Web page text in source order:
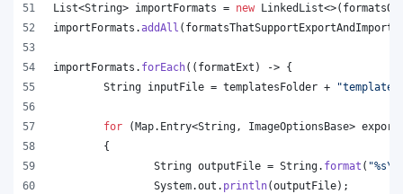
List<String> importFormats = new LinkedList<>(
importFormats .addAll ( formatsThatSupportExportAndImport
importFormats . forEach(( formatExt ) -> {
String inputFile = templatesFolder +
for (Map. Entry<String , ImageOptionsBase>
	{
String outputFile = String. format ( "%s\\
System.out . println(outputFile);